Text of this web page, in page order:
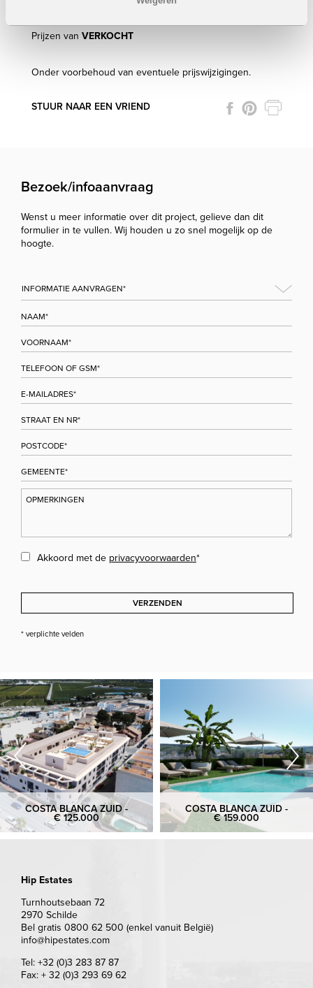
Prijzen van VERKOCHT
Onder voorbehoud van eventuele prijswijzigingen.
STUUR NAAR EEN VRIEND
Bezoek/infoaanvraag
Wenst u meer informatie over dit project, gelieve dan dit
formulier in te vullen. Wij houden u zo snel mogelijk op de
hoogte.
Akkoord met de privacyvoorwaarden*
VERZENDEN
* verplichte velden
COSTA BLANCA ZUID -
€ 125.000
COSTA BLANCA ZUID -
€ 159.000
Hip Estates
Turnhoutsebaan 72
2970 Schilde
Bel gratis 0800 62 500 (enkel vanuit België)
info@hipestates.com
Tel: +32 (0)3 283 87 87
Fax: + 32 (0)3 293 69 62